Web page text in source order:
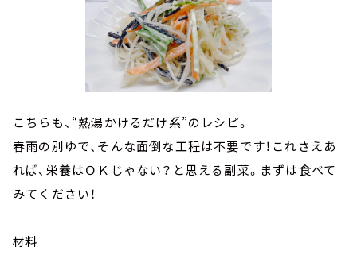
こちらも、“熱湯かけるだけ系”のレシピ。
春雨の別ゆで、そんな面倒な工程は不要です！これさえあ
れば、栄養はＯＫじゃない？と思える副菜。まずは食べて
みてください！
材料